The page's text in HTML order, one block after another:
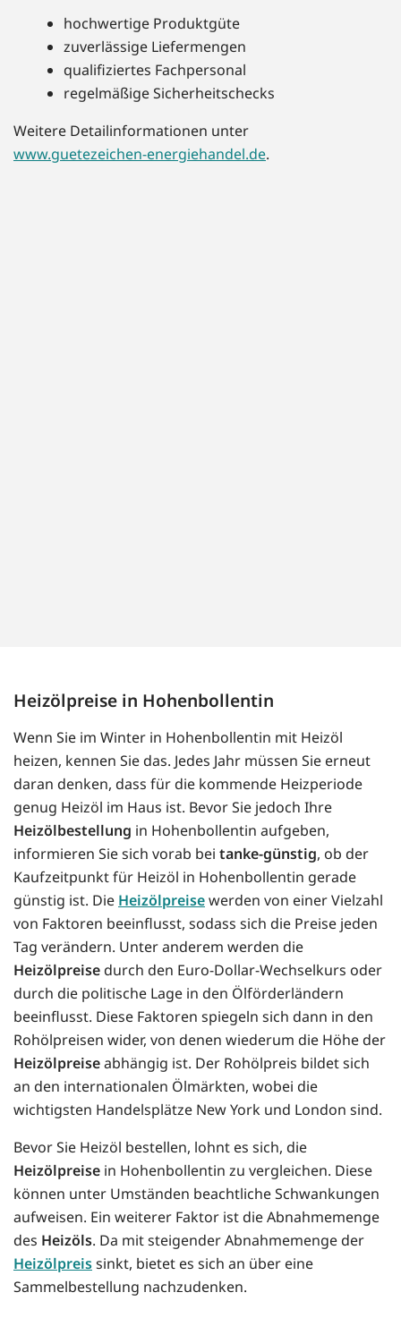
hochwertige Produktgüte
zuverlässige Liefermengen
qualifiziertes Fachpersonal
regelmäßige Sicherheitschecks
Weitere Detailinformationen unter
www.guetezeichen-energiehandel.de.
Heizölpreise in Hohenbollentin
Wenn Sie im Winter in Hohenbollentin mit Heizöl
heizen, kennen Sie das. Jedes Jahr müssen Sie erneut
daran denken, dass für die kommende Heizperiode
genug Heizöl im Haus ist. Bevor Sie jedoch Ihre
Heizölbestellung in Hohenbollentin aufgeben,
informieren Sie sich vorab bei tanke-günstig, ob der
Kaufzeitpunkt für Heizöl in Hohenbollentin gerade
günstig ist. Die Heizölpreisewerden von einer Vielzahl
von Faktoren beeinflusst, sodass sich die Preise jeden
Tag verändern. Unter anderem werden die
Heizölpreise durch den Euro-Dollar-Wechselkurs oder
durch die politische Lage in den Ölförderländern
beeinflusst. Diese Faktoren spiegeln sich dann in den
Rohölpreisen wider, von denen wiederum die Höhe der
Heizölpreiseabhängig ist. Der Rohölpreis bildet sich
an den internationalen Ölmärkten, wobei die
wichtigsten Handelsplätze New York und London sind.
Bevor Sie Heizöl bestellen, lohnt es sich, die
Heizölpreise in Hohenbollentin zu vergleichen. Diese
können unter Umständen beachtliche Schwankungen
aufweisen. Ein weiterer Faktor ist die Abnahmemenge
des Heizöls. Da mit steigender Abnahmemenge der
Heizölpreissinkt, bietet es sich an über eine
Sammelbestellung nachzudenken.